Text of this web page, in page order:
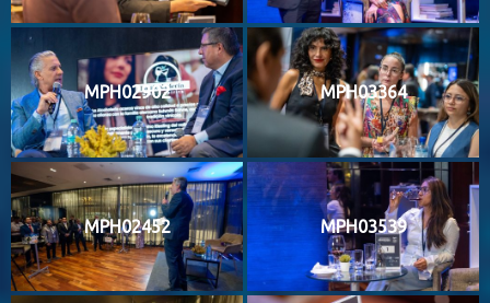
MPH02902 MPH03364
MPH02452 MPH03539